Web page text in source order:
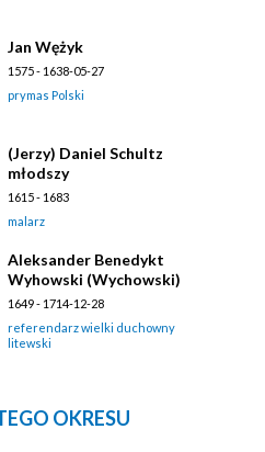
Jan Wężyk
1575 - 1638-05-27
prymas Polski
(Jerzy) Daniel Schultz
młodszy
1615 - 1683
malarz
Aleksander Benedykt
Wyhowski (Wychowski)
1649 - 1714-12-28
referendarz wielki duchowny
litewski
OKRESU